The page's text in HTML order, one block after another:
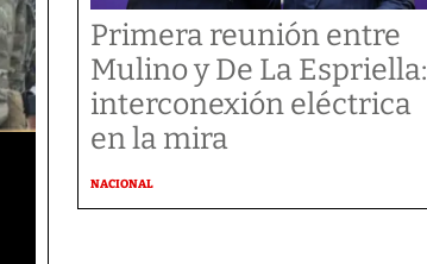
Primera reunión entre
Mulino y De La Espriella:
interconexión eléctrica
en la mira
NACIONAL